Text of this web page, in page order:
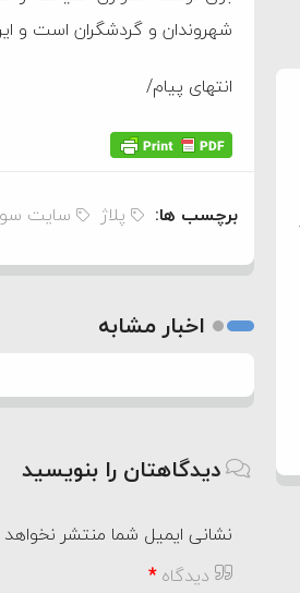
شهروندان و گردشگران است و
انتهای پیام/
برچسب ها: پلاژ سایت
اخبار مشابه
دیدگاهتان را بنویسید
نشانی ایمیل شما منتشر
دیدگاه*